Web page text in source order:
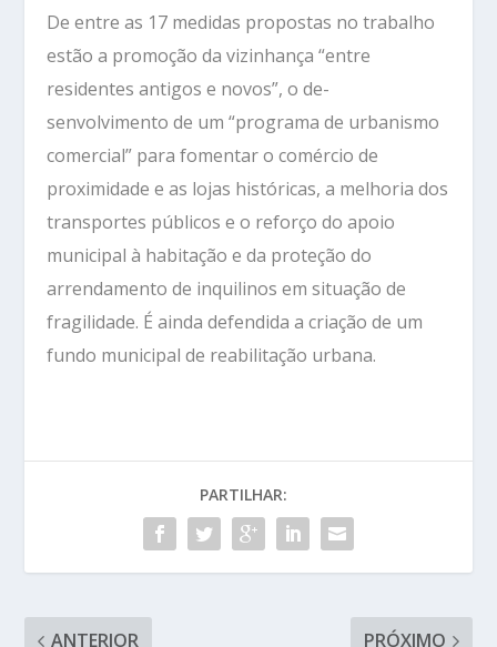
De entre as 17 medidas propostas no trabalho
estão a promoção da vizinhança “entre
residentes antigos e novos”, o de-
senvolvimento de um “programa de urbanismo
comercial” para fomentar o comércio de
proximidade e as lojas históricas, a melhoria dos
transportes públicos e o reforço do apoio
municipal à habitação e da proteção do
arrendamento de inquilinos em situação de
fragilidade. É ainda defendida a criação de um
fundo municipal de reabilitação urbana.
PARTILHAR:
ANTERIOR PRÓXIMO